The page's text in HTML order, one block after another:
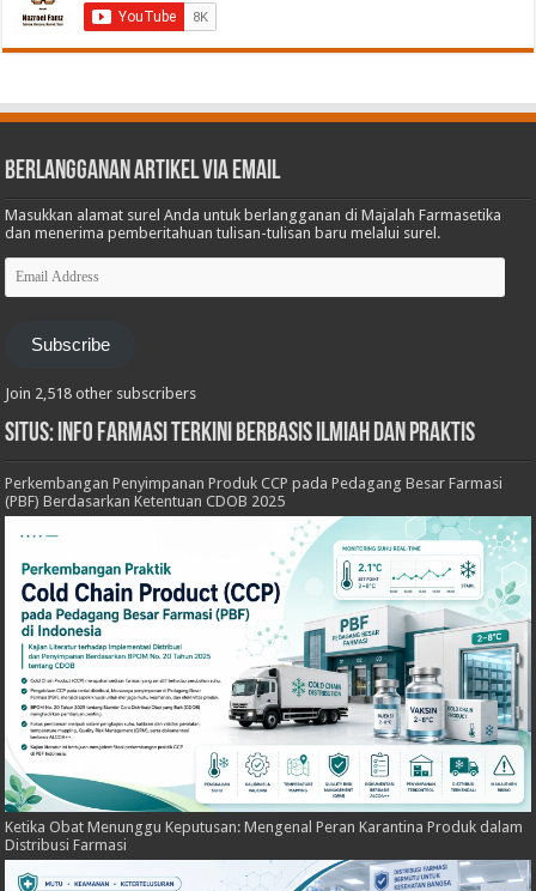
Berlangganan Artikel via Email
Masukkan alamat surel Anda untuk berlangganan di Majalah Farmasetika
dan menerima pemberitahuan tulisan-tulisan baru melalui surel.
Email
Address
Subscribe
Join 2,518 other subscribers
Situs: Info Farmasi Terkini Berbasis Ilmiah dan Praktis
Perkembangan Penyimpanan Produk CCP pada Pedagang Besar Farmasi
(PBF) Berdasarkan Ketentuan CDOB 2025
Ketika Obat Menunggu Keputusan: Mengenal Peran Karantina Produk dalam
Distribusi Farmasi